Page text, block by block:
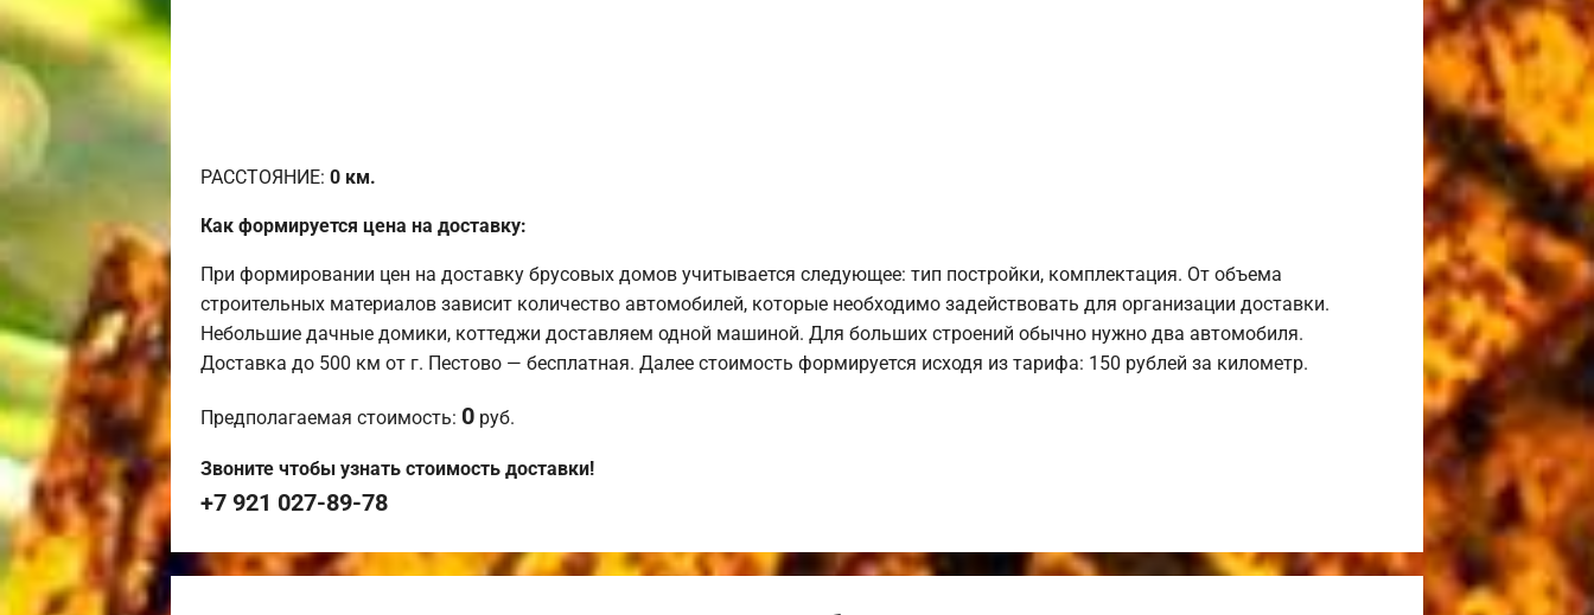
РАССТОЯНИЕ: 0 км.
Как формируется цена на доставку:
При формировании цен на доставку брусовых домов учитывается следующее: тип постройки, комплектация. От объема
строительных материалов зависит количество автомобилей, которые необходимо задействовать для организации доставки.
Небольшие дачные домики, коттеджи доставляем одной машиной. Для больших строений обычно нужно два автомобиля.
Доставка до 500 км от г. Пестово — бесплатная. Далее стоимость формируется исходя из тарифа: 150 рублей за километр.
Предполагаемая стоимость: 0 руб.
Звоните чтобы узнать стоимость доставки!
+7 921 027-89-78